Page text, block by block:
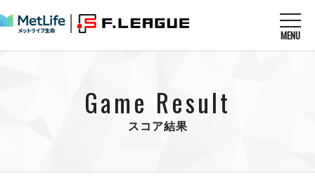
MENU
すべてのニュース
U-23選抜
試合を観る MATCHES
Game Result
スコア結果